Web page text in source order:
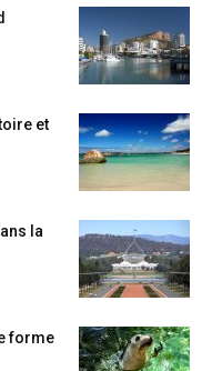
et
la
forme